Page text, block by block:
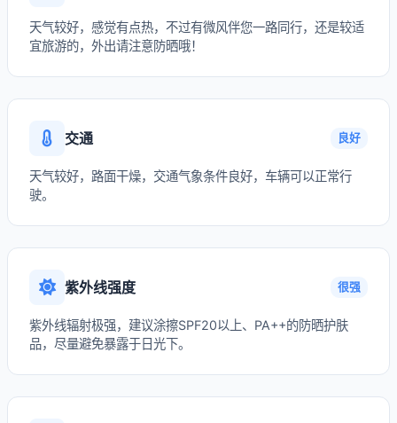
天气较好，感觉有点热，不过有微风伴您一路同行，还是较适
宜旅游的，外出请注意防晒哦！
交通 良好
天气较好，路面干燥，交通气象条件良好，车辆可以正常行
驶。
紫外线强度 很强
紫外线辐射极强，建议涂擦SPF20以上、PA++的防晒护肤
品，尽量避免暴露于日光下。